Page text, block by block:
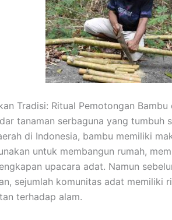
Tradisi: Ritual Pemotongan
tanaman serbaguna yang tumbuh
di Indonesia, bambu memiliki
untuk membangun rumah,
upacara adat. Namun
sejumlah komunitas adat memiliki
terhadap alam.